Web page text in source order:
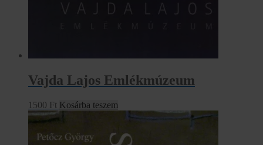
Vajda Lajos Emlékmúzeum
1500 Ft Kosárba teszem